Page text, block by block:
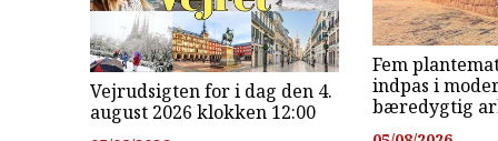
Vejrudsigten for i dag den 4.
august 2026 klokken 12:00
Fem
indpas i
bæredygtig